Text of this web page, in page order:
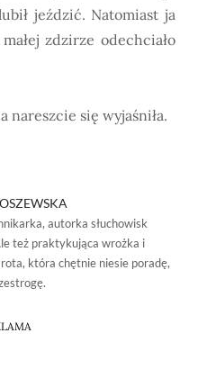
jeździć. Natomiast ja
zdzirze odechciało
nareszcie się wyjaśniła.
autorka słuchowisk
też praktykująca wrożka i
która chętnie niesie poradę,